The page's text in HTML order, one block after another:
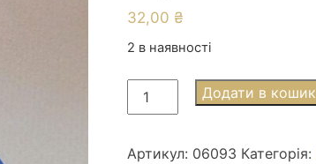
32,00 ₴
2 в наявності
06093
Self-
Набір
Додати в кошик
Артикул: 06093 Категорія: